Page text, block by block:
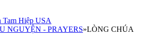
NGUYỆN - PRAYERS»LÒNG CHÚA